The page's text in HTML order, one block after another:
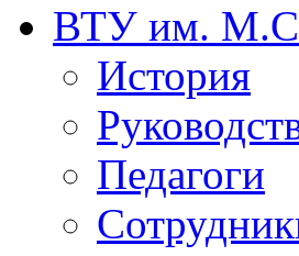
ВТУ им.
История
Педагоги